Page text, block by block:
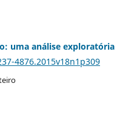
uma análise exploratória
4876.2015v18n1p309